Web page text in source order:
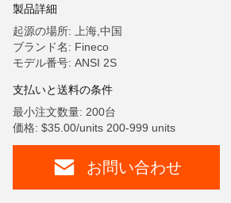
製品詳細
起源の場所: 上海,中国
ブランド名: Fineco
モデル番号: ANSI 2S
支払いと送料の条件
最小注文数量: 200台
価格: $35.00/units 200-999 units
お問い合わせ